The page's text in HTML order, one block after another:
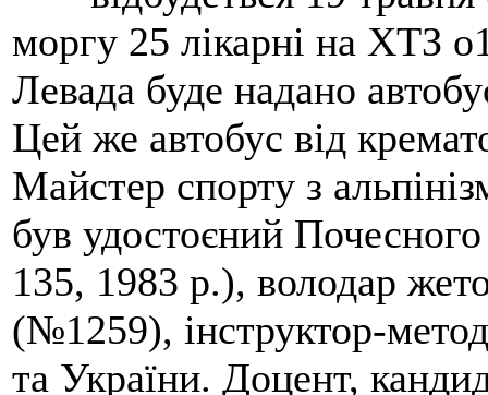
моргу 25 лікарні на ХТЗ
Левада буде надано
Цей же автобус від
Майстер спорту з
був удостоєний
135, 1983 р.), володар
(№1259), інструктор-
та України. Доцент,